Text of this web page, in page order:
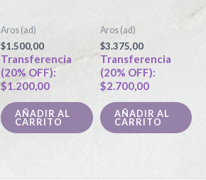
Aros (ad)
$1.500,00
Transferencia
(20% OFF):
$1.200,00
AÑADIR AL
CARRITO
Aros (ad)
$3.375,00
Transferencia
(20% OFF):
$2.700,00
AÑADIR AL
CARRITO